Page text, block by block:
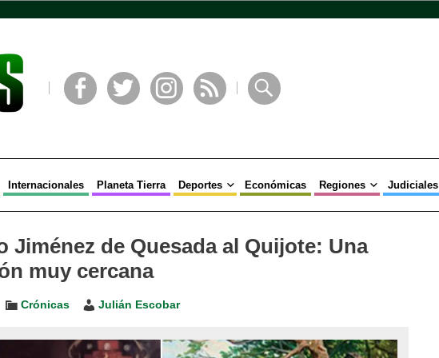
Internacionales Planeta Tierra Deportes Económicas Regiones Judiciales
Jiménez de Quesada al Quijote: Una
muy cercana
Crónicas Julián Escobar